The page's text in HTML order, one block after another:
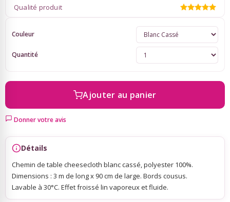
Rubans Tulle Organdi
Qualité produit
Couleur
Quantité
Ajouter au panier
Donner votre avis
Détails
Chemin de table cheesecloth blanc cassé, polyester 100%.
Dimensions : 3 m de long x 90 cm de large. Bords cousus.
Lavable à 30°C. Effet froissé lin vaporeux et fluide.